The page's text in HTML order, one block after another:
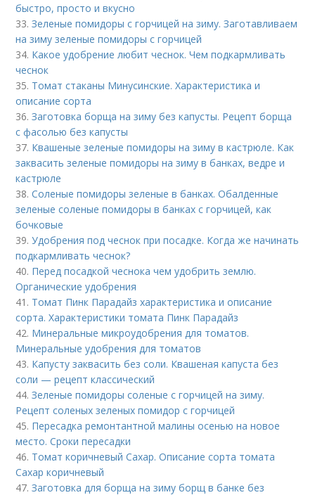
быстро, просто и вкусно
33.Зеленые помидоры с горчицей на зиму. Заготавливаем
на зиму зеленые помидоры с горчицей
34. Какое удобрение любит чеснок. Чем подкармливать
чеснок
35. Томат стаканы Минусинские. Характеристика и
описание сорта
36.Заготовка борща на зиму без капусты. Рецепт борща
с фасолью без капусты
37. Квашеные зеленые помидоры на зиму в кастрюле. Как
заквасить зеленые помидоры на зиму в банках, ведре и
кастрюле
38.Соленые помидоры зеленые в банках. Обалденные
зеленые соленые помидоры в банках с горчицей, как
бочковые
39.Удобрения под чеснок при посадке. Когда же начинать
подкармливать чеснок?
40. Перед посадкой чеснока чем удобрить землю.
Органические удобрения
41. Томат Пинк Парадайз характеристика и описание
сорта. Характеристики томата Пинк Парадайз
42. Минеральные микроудобрения для томатов.
Минеральные удобрения для томатов
43. Капусту заквасить без соли. Квашеная капуста без
соли — рецепт классический
44.Зеленые помидоры соленые с горчицей на зиму.
Рецепт соленых зеленых помидор с горчицей
45. Пересадка ремонтантной малины осенью на новое
место. Сроки пересадки
46. Томат коричневый Сахар. Описание сорта томата
Сахар коричневый
47.Заготовка для борща на зиму борщ в банке без